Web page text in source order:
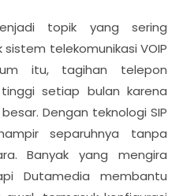
topik yang sering
telekomunikasi VOIP
itu, tagihan telepon
setiap bulan karena
Dengan teknologi SIP
separuhnya tanpa
Banyak yang mengira
Dutamedia membantu